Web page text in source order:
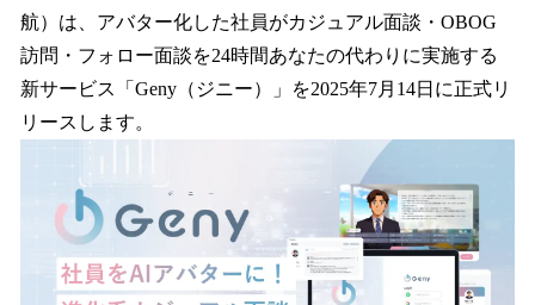
数
を
読
み
み
す
航）は、アバター化した社員がカジュアル面談・OBOG
訪問・フォロー面談を24時間あなたの代わりに実施する
新サービス「Geny（ジニー）」を2025年7月14日に正式リ
リースします。